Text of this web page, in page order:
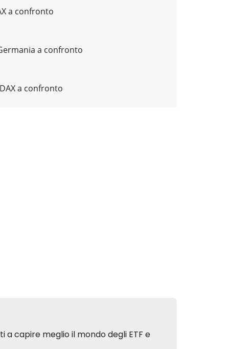
a confronto
a confronto
a confronto